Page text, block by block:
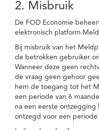
2. Misbruik
De FOD Economie
elektronisch platform
Bij misbruik van het
de betrokken gebruiker
Wanneer deze geen
de vraag geen gehoor
hem de toegang tot het
een periode van 6
na een eerste
ontzegd voor een periode